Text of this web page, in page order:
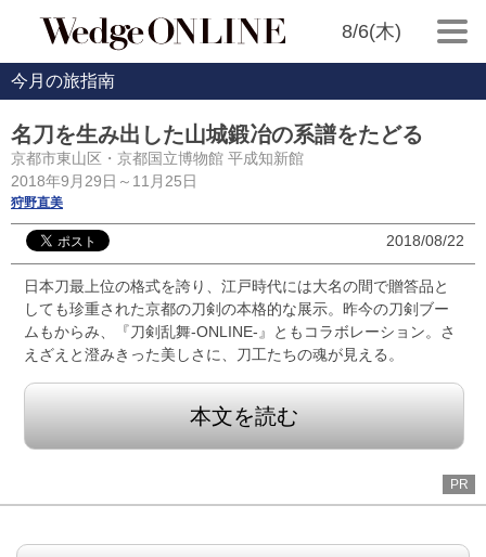
8/6(木)
今月の旅指南
名刀を生み出した山城鍛冶の系譜をたどる
京都市東山区・京都国立博物館 平成知新館
2018年9月29日～11月25日
狩野直美
2018/08/22
日本刀最上位の格式を誇り、江戸時代には大名の間で贈答品と
しても珍重された京都の刀剣の本格的な展示。昨今の刀剣ブー
ムもからみ、『刀剣乱舞-ONLINE-』ともコラボレーション。さ
えざえと澄みきった美しさに、刀工たちの魂が見える。
本文を読む
PR